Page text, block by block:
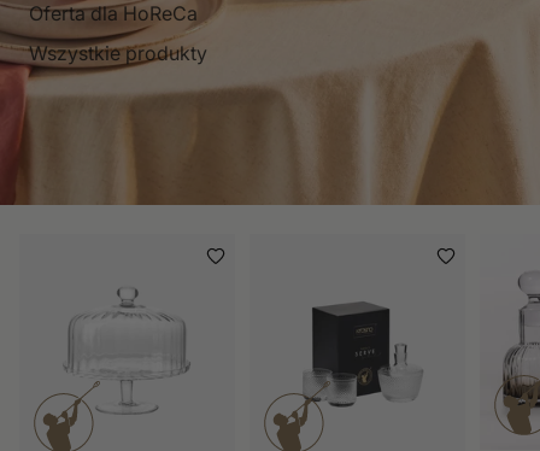
Oferta dla HoReCa
Wszystkie produkty
Dodaj do koszyka